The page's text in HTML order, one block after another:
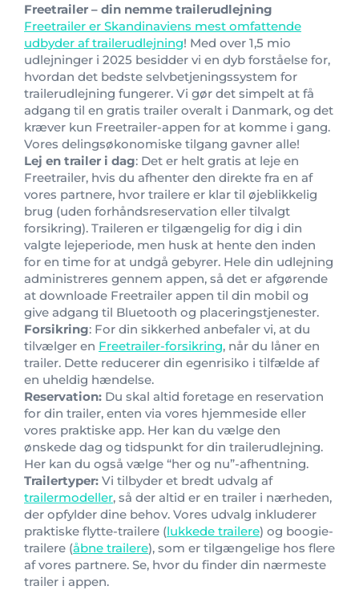
Freetrailer – din nemme trailerudlejning
Freetrailer er Skandinaviens mest omfattende
udbyder af trailerudlejning! Med over 1,5 mio
udlejninger i 2025 besidder vi en dyb forståelse for,
hvordan det bedste selvbetjeningssystem for
trailerudlejning fungerer. Vi gør det simpelt at få
adgang til en gratis trailer overalt i Danmark, og det
kræver kun Freetrailer-appen for at komme i gang.
Vores delingsøkonomiske tilgang gavner alle!
Lej en trailer i dag: Det er helt gratis at leje en
Freetrailer, hvis du afhenter den direkte fra en af
vores partnere, hvor trailere er klar til øjeblikkelig
brug (uden forhåndsreservation eller tilvalgt
forsikring). Traileren er tilgængelig for dig i din
valgte lejeperiode, men husk at hente den inden
for en time for at undgå gebyrer. Hele din udlejning
administreres gennem appen, så det er afgørende
at downloade Freetrailer appen til din mobil og
give adgang til Bluetooth og placeringstjenester.
Forsikring: For din sikkerhed anbefaler vi, at du
tilvælger en Freetrailer-forsikring, når du låner en
trailer. Dette reducerer din egenrisiko i tilfælde af
en uheldig hændelse.
Reservation: Du skal altid foretage en reservation
for din trailer, enten via vores hjemmeside eller
vores praktiske app. Her kan du vælge den
ønskede dag og tidspunkt for din trailerudlejning.
Her kan du også vælge “her og nu”-afhentning.
Trailertyper: Vi tilbyder et bredt udvalg af
trailermodeller, så der altid er en trailer i nærheden,
der opfylder dine behov. Vores udvalg inkluderer
praktiske flytte-trailere (lukkede trailere) og boogie-
trailere (åbne trailere), som er tilgængelige hos flere
af vores partnere. Se, hvor du finder din nærmeste
trailer i appen.